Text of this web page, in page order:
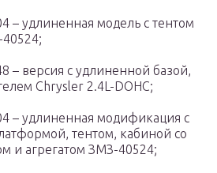
– удлиненная модель с тентом
– версия с удлиненной базой,
Chrysler 2.4L-DOHC;
– удлиненная модификация с
тентом, кабиной со
и агрегатом ЗМЗ-40524;